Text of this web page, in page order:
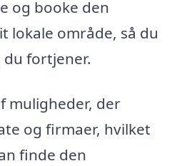
og booke den
lokale område, så du
fortjener.
muligheder, der
og firmaer, hvilket
finde den